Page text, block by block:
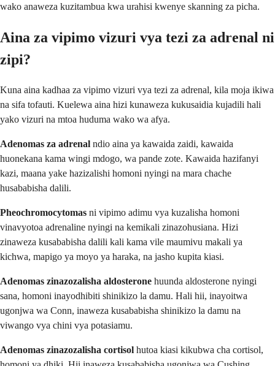
wako anaweza kuzitambua kwa urahisi kwenye skanning za picha.
Aina za vipimo vizuri vya tezi za adrenal ni
zipi?
Kuna aina kadhaa za vipimo vizuri vya tezi za adrenal, kila moja ikiwa
na sifa tofauti. Kuelewa aina hizi kunaweza kukusaidia kujadili hali
yako vizuri na mtoa huduma wako wa afya.
Adenomas za adrenal ndio aina ya kawaida zaidi, kawaida
huonekana kama wingi mdogo, wa pande zote. Kawaida hazifanyi
kazi, maana yake hazizalishi homoni nyingi na mara chache
husababisha dalili.
Pheochromocytomas ni vipimo adimu vya kuzalisha homoni
vinavyotoa adrenaline nyingi na kemikali zinazohusiana. Hizi
zinaweza kusababisha dalili kali kama vile maumivu makali ya
kichwa, mapigo ya moyo ya haraka, na jasho kupita kiasi.
Adenomas zinazozalisha aldosterone huunda aldosterone nyingi
sana, homoni inayodhibiti shinikizo la damu. Hali hii, inayoitwa
ugonjwa wa Conn, inaweza kusababisha shinikizo la damu na
viwango vya chini vya potasiamu.
Adenomas zinazozalisha cortisol hutoa kiasi kikubwa cha cortisol,